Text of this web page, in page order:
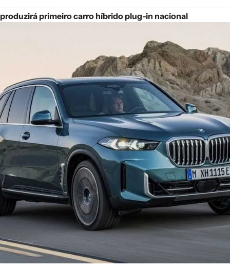
produzirá primeiro carro híbrido plug-in nacional